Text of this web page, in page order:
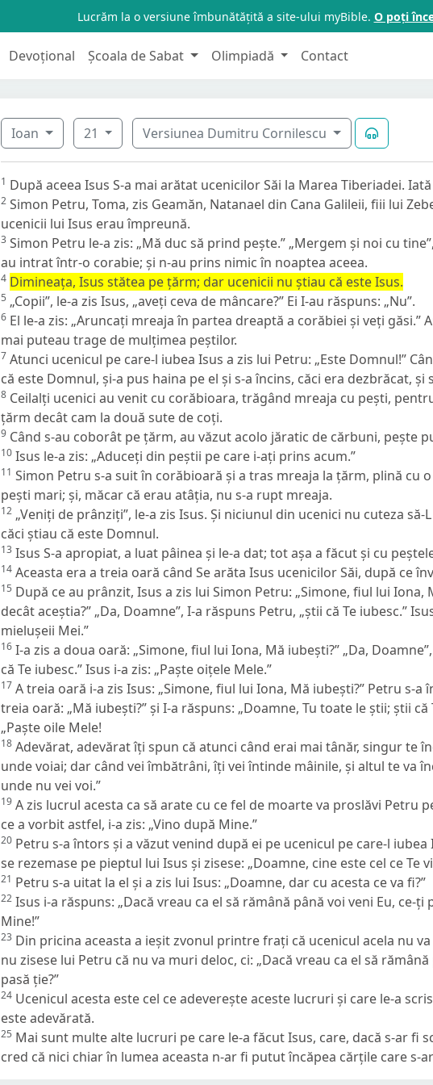
Lucrăm la o versiune îmbunătățită a site-ului myBible. O poți
Devoțional Școala de Sabat Olimpiadă Contact
Ioan 21 Versiunea Dumitru Cornilescu
1 După aceea Isus S-a mai arătat ucenicilor Săi la Marea Tiberiadei.
2 Simon Petru, Toma, zis Geamăn, Natanael din Cana Galileii, fiii lui
ucenicii lui Isus erau împreună.
3 Simon Petru le-a zis: „Mă duc să prind pește.” „Mergem și noi cu
au intrat într-o corabie; și n-au prins nimic în noaptea aceea.
4 Dimineața, Isus stătea pe țărm; dar ucenicii nu știau că este Isus.
5 „Copii”, le-a zis Isus, „aveți ceva de mâncare?” Ei I-au răspuns: „Nu”.
6 El le-a zis: „Aruncați mreaja în partea dreaptă a corăbiei și veți găsi.”
mai puteau trage de mulțimea peștilor.
7 Atunci ucenicul pe care-l iubea Isus a zis lui Petru: „Este Domnul!”
că este Domnul, și-a pus haina pe el și s-a încins, căci era dezbrăcat, și
8 Ceilalți ucenici au venit cu corăbioara, trăgând mreaja cu pești,
țărm decât cam la două sute de coți.
9 Când s-au coborât pe țărm, au văzut acolo jăratic de cărbuni, pește
10 Isus le-a zis: „Aduceți din peștii pe care i-ați prins acum.”
11 Simon Petru s-a suit în corăbioară și a tras mreaja la țărm, plină cu
pești mari; și, măcar că erau atâția, nu s-a rupt mreaja.
12 „Veniți de prânziți”, le-a zis Isus. Și niciunul din ucenici nu cuteza să-
căci știau că este Domnul.
13 Isus S-a apropiat, a luat pâinea și le-a dat; tot așa a făcut și cu
14 Aceasta era a treia oară când Se arăta Isus ucenicilor Săi, după ce
15 După ce au prânzit, Isus a zis lui Simon Petru: „Simone, fiul lui
decât aceștia?” „Da, Doamne”, I-a răspuns Petru, „știi că Te iubesc.”
mielușeii Mei.”
16 I-a zis a doua oară: „Simone, fiul lui Iona, Mă iubești?” „Da,
că Te iubesc.” Isus i-a zis: „Paște oițele Mele.”
17 A treia oară i-a zis Isus: „Simone, fiul lui Iona, Mă iubești?” Petru s-a
treia oară: „Mă iubești?”și I-a răspuns: „Doamne, Tu toate le știi; știi că
„Paște oile Mele!
18 Adevărat, adevărat îți spun că atunci când erai mai tânăr, singur te
unde voiai; dar când vei îmbătrâni, îți vei întinde mâinile, și altul te va
unde nu vei voi.”
19 A zis lucrul acesta ca să arate cu ce fel de moarte va proslăvi Petru
ce a vorbit astfel, i-a zis: „Vino după Mine.”
20 Petru s-a întors și a văzut venind după ei pe ucenicul pe care-l iubea
se rezemase pe pieptul lui Isus și zisese: „Doamne, cine este cel ce Te
21 Petru s-a uitat la el și a zis lui Isus: „Doamne, dar cu acesta ce va fi?”
22 Isus i-a răspuns: „Dacă vreau ca el să rămână până voi veni Eu, ce-ți
Mine!”
23 Din pricina aceasta a ieșit zvonul printre frați că ucenicul acela nu
nu zisese lui Petru că nu va muri deloc, ci: „Dacă vreau ca el să
pasă ție?”
24 Ucenicul acesta este cel ce adeverește aceste lucruri și care le-a
este adevărată.
25 Mai sunt multe alte lucruri pe care le-a făcut Isus, care, dacă s-ar fi
cred că nici chiar în lumea aceasta n-ar fi putut încăpea cărțile care s-